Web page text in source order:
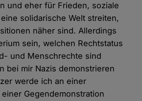
und eher für Frieden, soziale
solidarische Welt streiten,
näher sind. Allerdings
sein, welchen Rechtstatus
und Menschrechte sind
bei mir Nazis demonstrieren
werde ich an einer
Gegendemonstration